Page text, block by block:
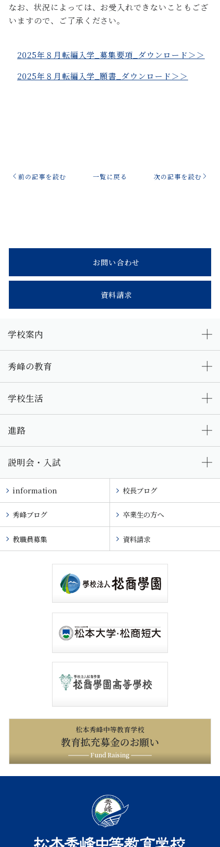
なお、状況によっては、お受入れできないこともござ
いますので、ご了承ください。
2025年８月転編入学_募集要項_ダウンロード＞＞
2025年８月転編入学_願書_ダウンロード＞＞
前の記事を読む 一覧に戻る 次の記事を読む
お問い合わせ
資料請求
学校案内
秀峰の教育
学校生活
進路
説明会・入試
information 校長ブログ
秀峰ブログ 卒業生の方へ
教職員募集 資料請求
松本秀峰中等教育学校
教育拡充募金のお願い
Fund Raising